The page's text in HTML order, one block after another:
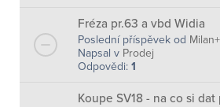
Fréza pr.63 a vbd Widia
Poslední příspěvek od Milan+
Napsal v Prodej
Odpovědi: 1
Koupe SV18 - na co si dat